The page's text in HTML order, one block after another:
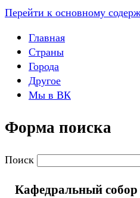
Перейти к основному
Главная
Страны
Города
Другое
Мы в ВК
Форма поиска
Поиск
Кафедральный